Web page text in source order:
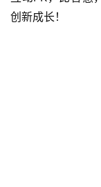
创新成长！